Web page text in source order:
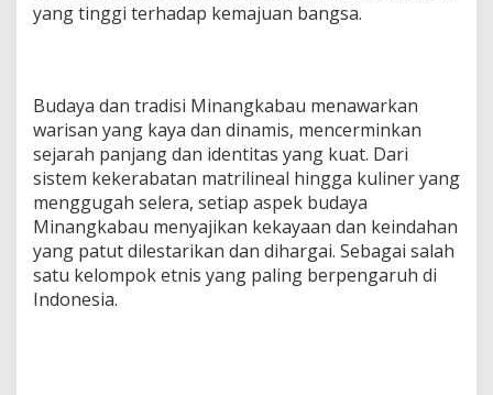
yang tinggi terhadap kemajuan bangsa.
Budaya dan tradisi Minangkabau menawarkan
warisan yang kaya dan dinamis, mencerminkan
sejarah panjang dan identitas yang kuat. Dari
sistem kekerabatan matrilineal hingga kuliner yang
menggugah selera, setiap aspek budaya
Minangkabau menyajikan kekayaan dan keindahan
yang patut dilestarikan dan dihargai. Sebagai salah
satu kelompok etnis yang paling berpengaruh di
Indonesia.